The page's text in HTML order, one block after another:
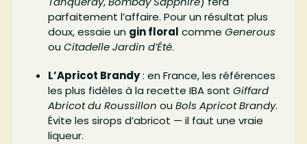
parfaitement l’affaire. Pour un résultat plus
doux, essaie un gin floral comme Generous
ou Citadelle Jardin d’Été.
L’Apricot Brandy: en France, les références
les plus fidèles à la recette IBA sont Giffard
Abricot du Roussillon ou Bols Apricot Brandy.
Évite les sirops d’abricot — il faut une vraie
liqueur.